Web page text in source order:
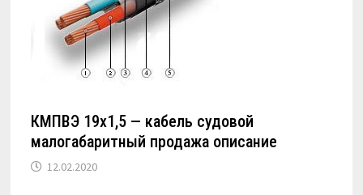
КМПВЭ 19х1,5 — кабель судовой
малогабаритный продажа описание
12.02.2020